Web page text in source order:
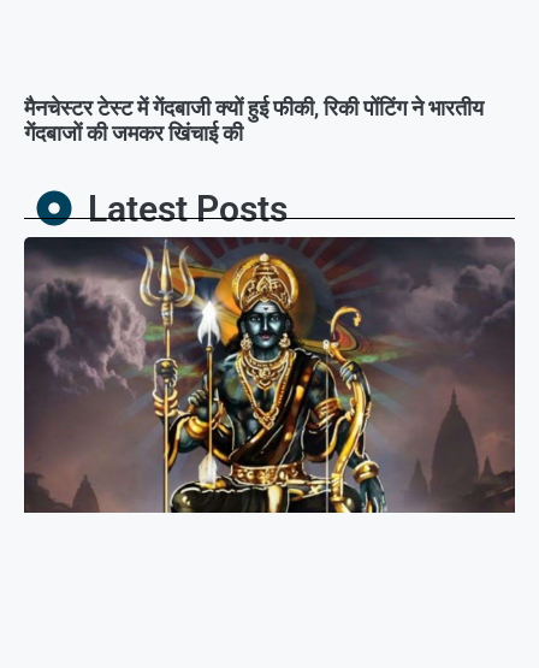
मैनचेस्टर टेस्ट में गेंदबाजी क्यों हुई फीकी, रिकी पोंटिंग ने भारतीय
गेंदबाजों की जमकर खिंचाई की
Latest Posts